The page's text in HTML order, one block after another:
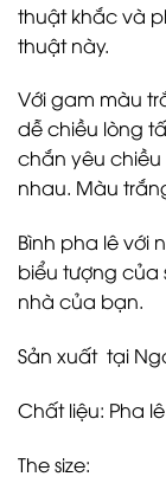
thuật khắc và
thuật này.
Với gam màu
dễ chiều lòng
chắn yêu
nhau. Màu
Bình pha lê với
biểu tượng của
nhà của bạn.
Sản xuất tại
Chất liệu: Pha lê
The size: